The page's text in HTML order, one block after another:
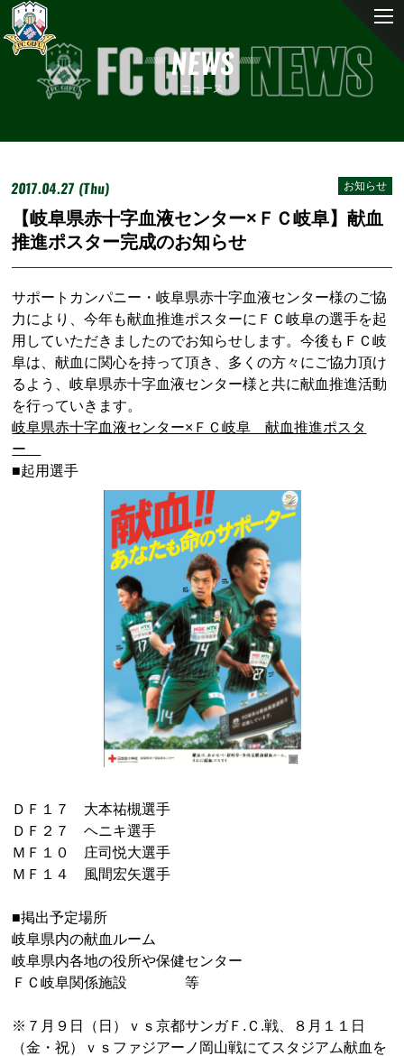
NEWS
ニュース
2017.04.27 (Thu) お知らせ
【岐阜県赤十字血液センター×ＦＣ岐阜】献血
推進ポスター完成のお知らせ
サポートカンパニー・岐阜県赤十字血液センター様のご協
力により、今年も献血推進ポスターにＦＣ岐阜の選手を起
用していただきましたのでお知らせします。今後もＦＣ岐
阜は、献血に関心を持って頂き、多くの方々にご協力頂け
るよう、岐阜県赤十字血液センター様と共に献血推進活動
を行っていきます。
岐阜県赤十字血液センター×ＦＣ岐阜 献血推進ポスタ
ー
■起用選手
ＤＦ１７ 大本祐槻選手
ＤＦ２７ ヘニキ選手
ＭＦ１０ 庄司悦大選手
ＭＦ１４ 風間宏矢選手
■掲出予定場所
岐阜県内の献血ルーム
岐阜県内各地の役所や保健センター
ＦＣ岐阜関係施設 等
※７月９日（日）ｖｓ京都サンガＦ.Ｃ.戦、８月１１日
（金・祝）ｖｓファジアーノ岡山戦にてスタジアム献血を